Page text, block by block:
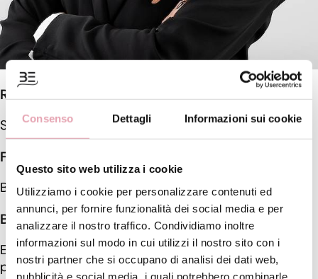
Consenso Dettagli Informazioni sui cookie
Questo sito web utilizza i cookie
Utilizziamo i cookie per personalizzare contenuti ed
annunci, per fornire funzionalità dei social media e per
analizzare il nostro traffico. Condividiamo inoltre
informazioni sul modo in cui utilizzi il nostro sito con i
nostri partner che si occupano di analisi dei dati web,
pubblicità e social media, i quali potrebbero combinarle
RUOLO
Start Up Manager
FORMAZIONE
BE Academy
BIOGRAFIA
Entrare in BE è stata la sfida più entusiasmante che
potessi scegliere, la mia crescita all'interno